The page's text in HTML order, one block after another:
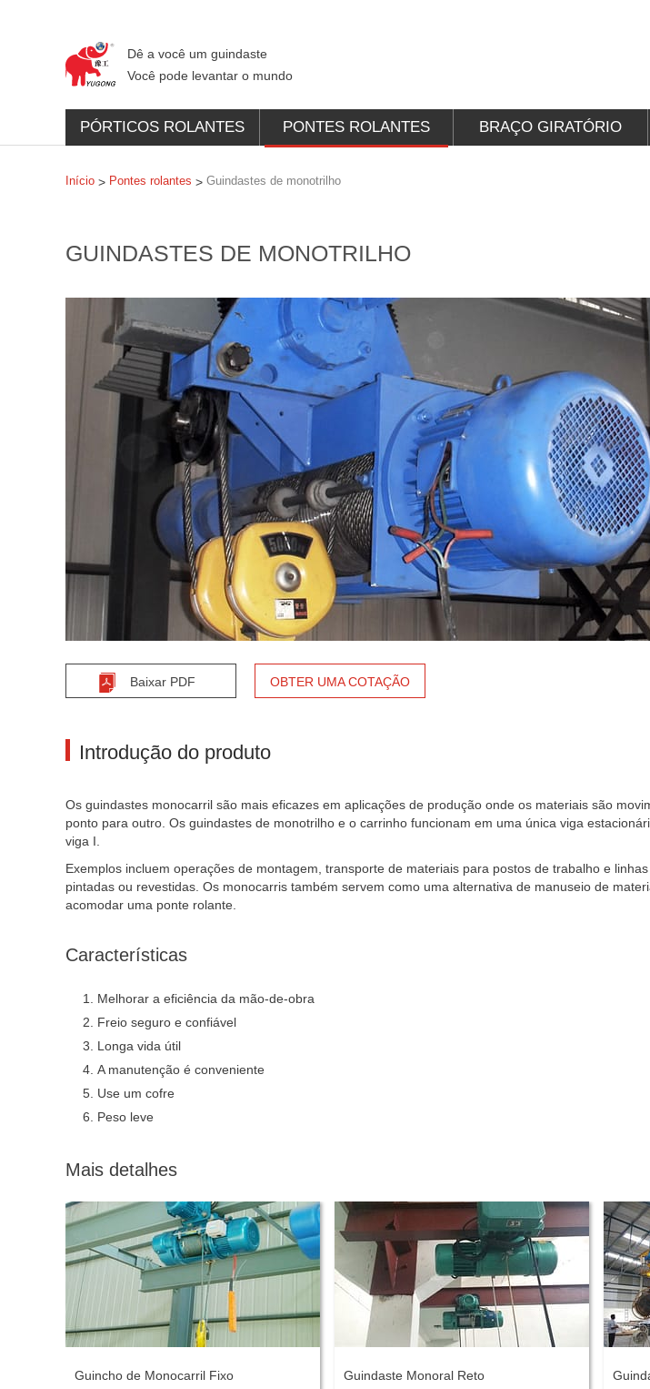
Dê a você um guindaste
Você pode levantar o mundo
PÓRTICOS ROLANTES PONTES ROLANTES BRAÇO GIRATÓRIO
Início > Pontes rolantes > Guindastes de monotrilho
GUINDASTES DE MONOTRILHO
Baixar PDF
OBTER UMA COTAÇÃO
Introdução do produto
Os guindastes monocarril são mais eficazes em aplicações de produção onde os materiais são
ponto para outro. Os guindastes de monotrilho e o carrinho funcionam em uma única viga
viga I.
Exemplos incluem operações de montagem, transporte de materiais para postos de trabalho e
pintadas ou revestidas. Os monocarris também servem como uma alternativa de manuseio de
acomodar uma ponte rolante.
Características
Melhorar a eficiência da mão-de-obra
Freio seguro e confiável
Longa vida útil
A manutenção é conveniente
Use um cofre
Peso leve
Mais detalhes
Guincho de Monocarril Fixo Guindaste Monoral Reto